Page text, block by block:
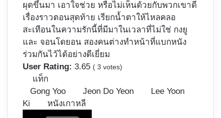
ผุดขึ้นมา เอาใจช่วย หรือไม่เห็นด้วยกับพวกเขาดี
เรื่องราวตอนสุดท้าย เรียกน้ำตาให้ไหลคลอ
สะเทือนในความรักนี้ที่มีมาในเวลาที่ไม่ใช่ กงยู
และ จอนโดยอน สองคนต่างทำหน้าที่แบกหนัง
ร่วมกันไว้ได้อย่างดีเยี่ยม
User Rating: 3.65 ( 3 votes)
แท็ก
Gong Yoo
Jeon Do Yeon
Lee Yoon
Ki
หนังเกาหลี